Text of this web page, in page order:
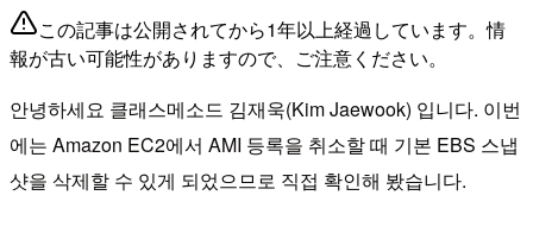
この記事は公開されてから1年以上経過しています。情
報が古い可能性がありますので、ご注意ください。
안녕하세요 클래스메소드 김재욱(Kim Jaewook) 입니다. 이번
에는 Amazon EC2에서 AMI 등록을 취소할 때 기본 EBS 스냅
샷을 삭제할 수 있게 되었으므로 직접 확인해 봤습니다.